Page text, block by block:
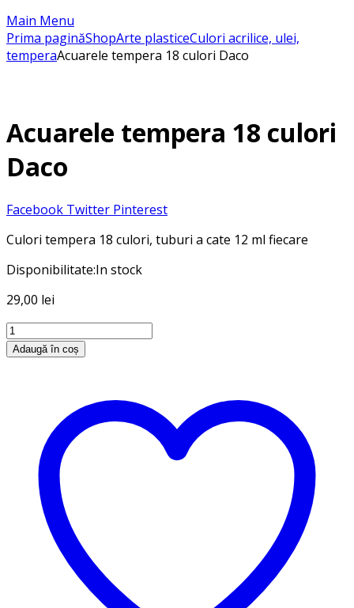
Main Menu
Prima paginăShopArte plasticeCulori acrilice, ulei,
temperaAcuarele tempera 18 culori Daco
Acuarele tempera 18 culori
Daco
Facebook Twitter Pinterest
Culori tempera 18 culori, tuburi a cate 12 ml fiecare
Disponibilitate:In stock
29,00 lei
Cantitate
Acuarele
tempera
Adaugă în coș